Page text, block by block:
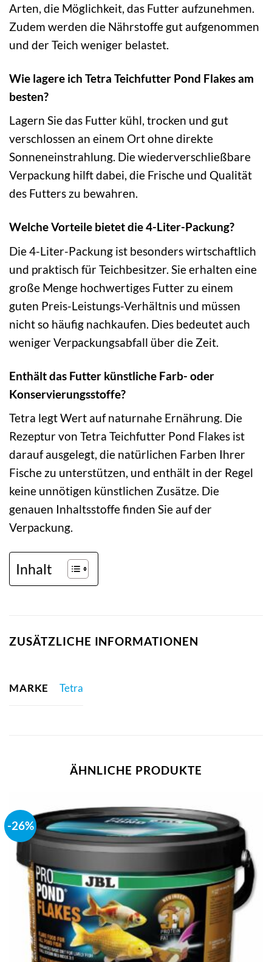
Arten, die Möglichkeit, das Futter aufzunehmen.
Zudem werden die Nährstoffe gut aufgenommen
und der Teich weniger belastet.
Wie lagere ich Tetra Teichfutter Pond Flakes am
besten?
Lagern Sie das Futter kühl, trocken und gut
verschlossen an einem Ort ohne direkte
Sonneneinstrahlung. Die wiederverschließbare
Verpackung hilft dabei, die Frische und Qualität
des Futters zu bewahren.
Welche Vorteile bietet die 4-Liter-Packung?
Die 4-Liter-Packung ist besonders wirtschaftlich
und praktisch für Teichbesitzer. Sie erhalten eine
große Menge hochwertiges Futter zu einem
guten Preis-Leistungs-Verhältnis und müssen
nicht so häufig nachkaufen. Dies bedeutet auch
weniger Verpackungsabfall über die Zeit.
Enthält das Futter künstliche Farb- oder
Konservierungsstoffe?
Tetra legt Wert auf naturnahe Ernährung. Die
Rezeptur von Tetra Teichfutter Pond Flakes ist
darauf ausgelegt, die natürlichen Farben Ihrer
Fische zu unterstützen, und enthält in der Regel
keine unnötigen künstlichen Zusätze. Die
genauen Inhaltsstoffe finden Sie auf der
Verpackung.
Inhalt
ZUSÄTZLICHE INFORMATIONEN
MARKE Tetra
ÄHNLICHE PRODUKTE
-26%